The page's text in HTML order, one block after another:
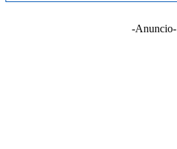
-Anuncio-